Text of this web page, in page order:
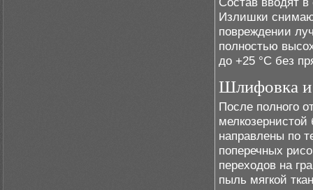
Излишки
повреждении
полностью
до +25 °C без
Шлифовка и
После полного
направлены по
поперечных
переходов на
пыль мягкой